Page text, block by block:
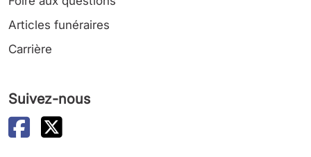
Articles funéraires
Carrière
Suivez-nous